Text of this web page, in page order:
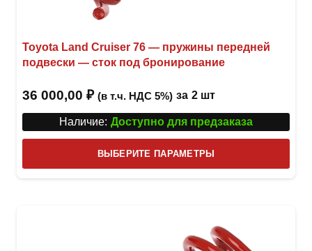
Toyota Land Cruiser 76 — пружины передней
подвески — сток под бронирование
36 000,00 ₽ (в т.ч. НДС 5%) за 2 шт
Наличие: Доступно для предзаказа
ВЫБЕРИТЕ ПАРАМЕТРЫ
товар